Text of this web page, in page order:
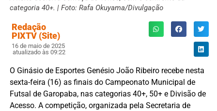
categoria 40+. | Foto: Rafa Okuyama/Divulgação
Redação
PIXTV (Site)
16 de maio de 2025
atualizado às 09:22
O Ginásio de Esportes Genésio João Ribeiro recebe nesta
sexta-feira (16) as finais do Campeonato Municipal de
Futsal de Garopaba, nas categorias 40+, 50+ e Divisão de
Acesso. A competição, organizada pela Secretaria de